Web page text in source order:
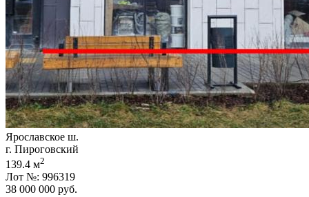
Ярославское ш.
г. Пироговский
139.4 м2
Лот №: 996319
38 000 000 руб.